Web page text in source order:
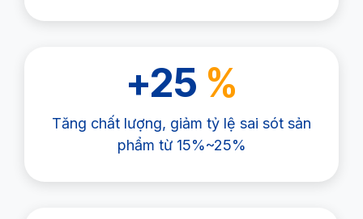
+25 %
Tăng chất lượng, giảm tỷ lệ sai sót sản
phẩm từ 15%~25%